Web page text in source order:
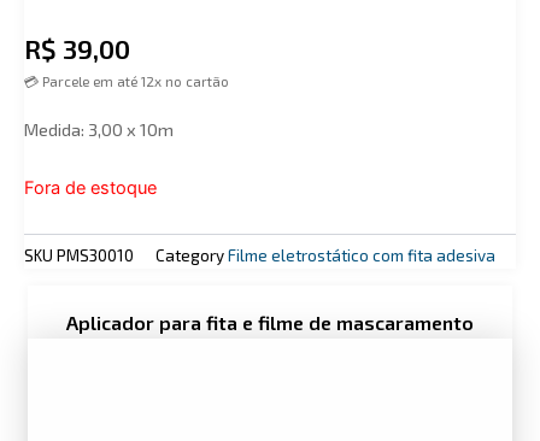
R$ 39,00
💳 Parcele em até 12x no cartão
Medida: 3,00 x 10m
Fora de estoque
SKU PMS30010 CategoryFilme eletrostático com fita adesiva
Aplicador para fita e filme de mascaramento